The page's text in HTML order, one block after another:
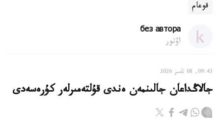
قوعام
без автора
اۆتور
09:43, 08 تامىز 2026
جالاڭداعان جالىنمەن ەندى قۇلتەمىرلەر كۇرەسەدى